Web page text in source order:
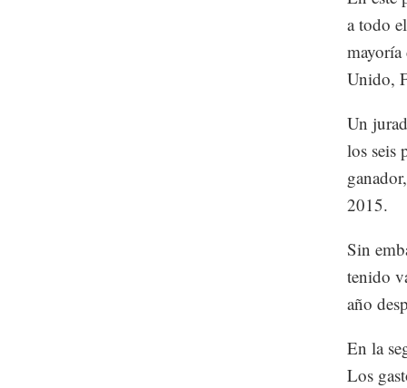
a todo
Unido,
Un
los seis
2015.
Sin
tenido
año
En la
Los